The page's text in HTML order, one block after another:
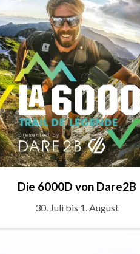
Die 6000D von Dare2B
30. Juli bis 1. August